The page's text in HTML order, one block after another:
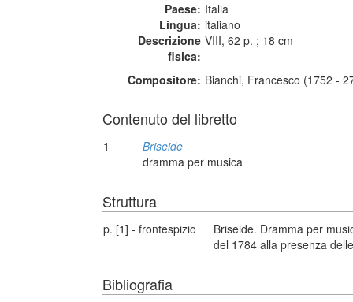
Paese: Italia
Lingua: italiano
Descrizione
fisica:
VIII, 62 p. ; 18 cm
Compositore: Bianchi, Francesco (1752 -
Contenuto del libretto
1
Briseide
dramma per musica
Struttura
p. [1] - frontespizio
Briseide. Dramma per
del 1784 alla presenza
Bibliografia